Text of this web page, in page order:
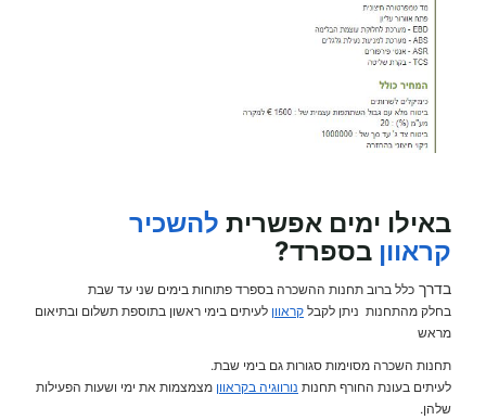
באילו ימים אפשרית להשכיר
קראוון בספרד?
בדרך כלל ברוב תחנות ההשכרה בספרד פתוחות בימים שני עד שבת
בחלק מהתחנות ניתן לקבלקראוון לעיתים בימי ראשון בתוספת תשלום ובתיאום
מראש
תחנות השכרה מסוימות סגורות גם בימי שבת.
לעיתים בעונת החורף תחנות נורווגיה בקראוון מצמצמות את ימי ושעות הפעילות
שלהן.